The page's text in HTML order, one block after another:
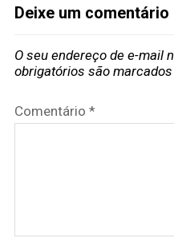
Deixe um comentário
O seu endereço de e-mail
obrigatórios são
Comentário *